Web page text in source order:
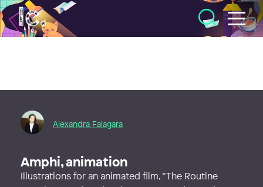
Illustratörcentrum
Alexandra Falagara
Amphi, animation
Illustrations for an animated film, “The Routine